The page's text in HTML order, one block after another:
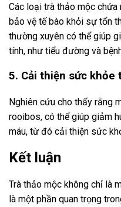
Các loại trà thảo mộc chứa
bảo vệ tế bào khỏi sự tổn
thường xuyên có thể giúp
tính, như tiểu đường và
5. Cải thiện sức khỏe
Nghiên cứu cho thấy rằng
rooibos, có thể giúp giảm
máu, từ đó cải thiện sức
Kết luận
Trà thảo mộc không chỉ là
là một phần quan trọng